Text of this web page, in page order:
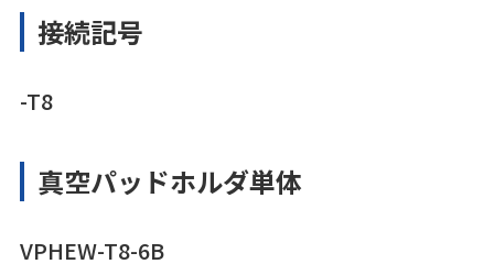
接続記号
-T8
真空パッドホルダ単体
VPHEW-T8-6B